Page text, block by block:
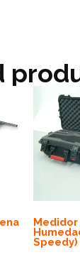
Medidor
Speedy)